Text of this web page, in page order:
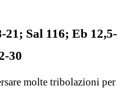
Sal 116; Eb 12,5-
30
molte tribolazioni per